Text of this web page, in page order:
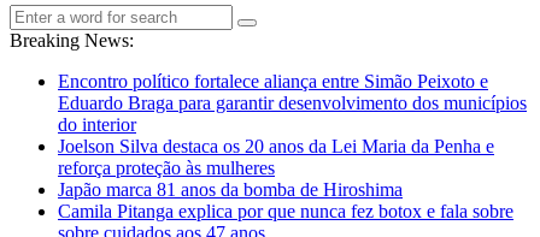
Breaking News:
Encontro político fortalece aliança entre Simão Peixoto e
Eduardo Braga para garantir desenvolvimento dos municípios
do interior
Joelson Silva destaca os 20 anos da Lei Maria da Penha e
reforça proteção às mulheres
Japão marca 81 anos da bomba de Hiroshima
Camila Pitanga explica por que nunca fez botox e fala sobre
sobre cuidados aos 47 anos